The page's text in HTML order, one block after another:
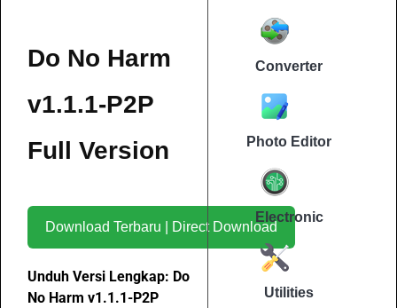
Do No Harm
v1.1.1-P2P
Full Version
Download Terbaru | Direct Download
Unduh Versi Lengkap: Do
No Harm v1.1.1-P2P
Converter
Photo Editor
Electronic
Utilities